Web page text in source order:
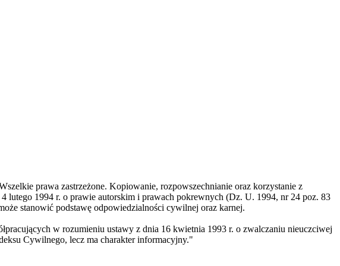
prawa zastrzeżone. Kopiowanie, rozpowszechnianie oraz korzystanie z
lutego 1994 r. o prawie autorskim i prawach pokrewnych (Dz. U. 1994, nr 24 poz. 83
stanowić podstawę odpowiedzialności cywilnej oraz karnej.
w rozumieniu ustawy z dnia 16 kwietnia 1993 r. o zwalczaniu nieuczciwej
Cywilnego, lecz ma charakter informacyjny."